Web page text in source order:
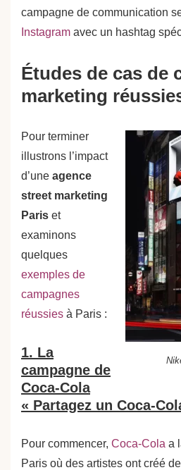
campagne de communication
Instagram avec un hashtag
Études de cas de
marketing
Pour terminer
illustrons l’impact
d’une agence
street marketing
Paris et
examinons
quelques
exemples de
campagnes
réussies à Paris :
1. La
campagne de
Coca-Cola
« Partagez un Coca-
Pour commencer, Coca-Cola a
Paris où des artistes ont créé